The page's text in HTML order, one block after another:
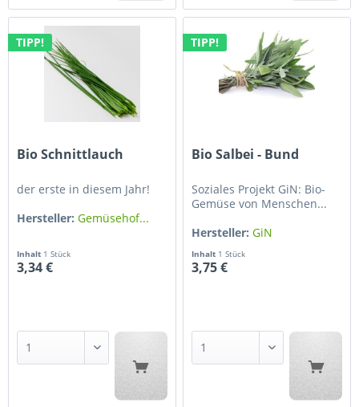
TIPP!
Bio Schnittlauch
der erste in diesem Jahr!
Hersteller: Gemüsehof...
Inhalt 1 Stück
3,34 €
TIPP!
Bio Salbei - Bund
Soziales Projekt GiN: Bio-
Gemüse von Menschen...
Hersteller: GiN
Inhalt 1 Stück
3,75 €